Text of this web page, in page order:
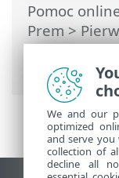
Pomoc
Prem>
internetowa
We and our
optimized
and serve you
collection of
decline all